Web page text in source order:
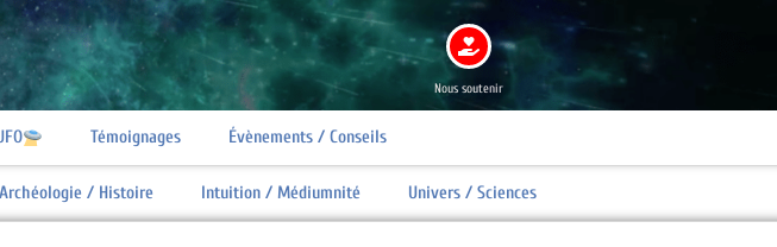
Nous soutenir
Témoignages Évènements / Conseils
Archéologie / Histoire Intuition / Médiumnité Univers / Sciences